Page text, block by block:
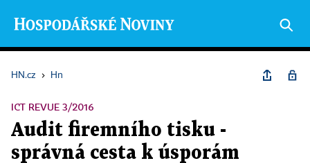
HN.cz › Hn
ICT REVUE 3/2016
Audit firemního tisku -
správná cesta k úsporám